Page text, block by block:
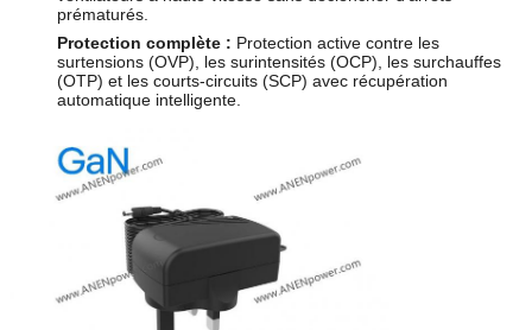
prématurés.
Protection complète : Protection active contre les
surtensions (OVP), les surintensités (OCP), les surchauffes
(OTP) et les courts-circuits (SCP) avec récupération
automatique intelligente.